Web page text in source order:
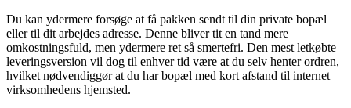
Du kan ydermere forsøge at få pakken sendt til din private bopæl
eller til dit arbejdes adresse. Denne bliver tit en tand mere
omkostningsfuld, men ydermere ret så smertefri. Den mest letkøbte
leveringsversion vil dog til enhver tid være at du selv henter ordren,
hvilket nødvendiggør at du har bopæl med kort afstand til internet
virksomhedens hjemsted.